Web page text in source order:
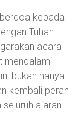
kepada
Tuhan.
acara
mendalami
bukan hanya
kembali peran
ajaran